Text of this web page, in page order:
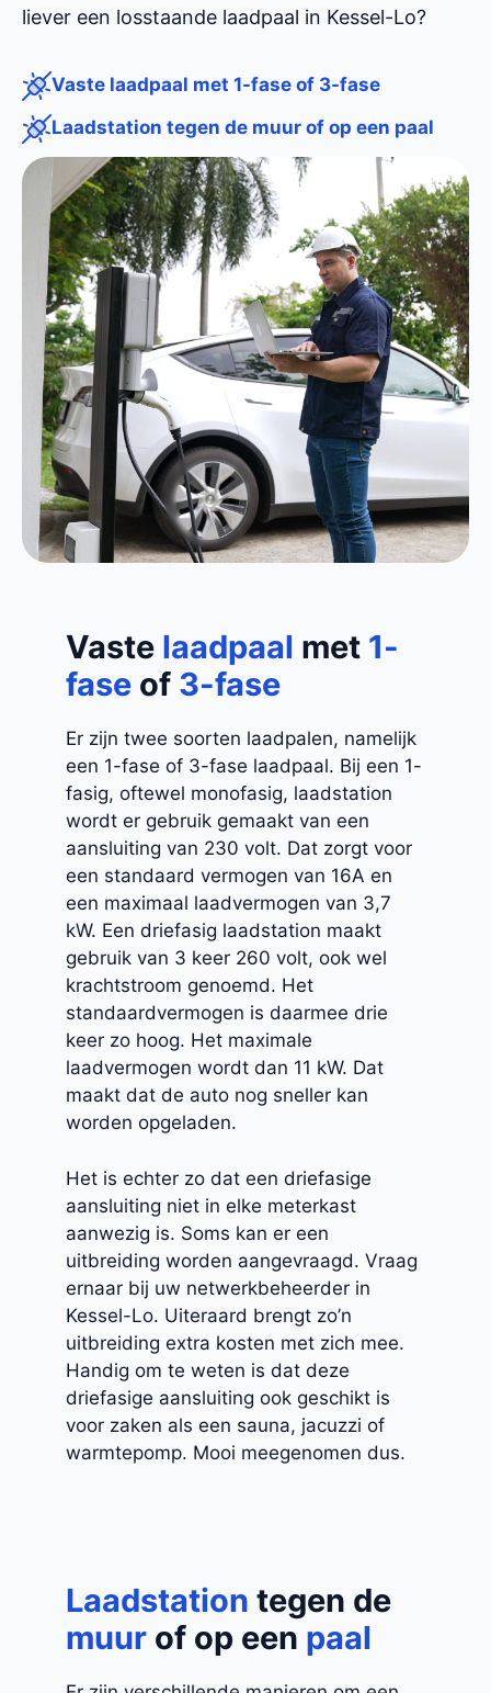
liever een losstaande laadpaal in Kessel-Lo?
Vaste laadpaal met 1-fase of 3-fase
Laadstation tegen de muur of op een paal
Vaste laadpaal met 1-
fase of 3-fase
Er zijn twee soorten laadpalen, namelijk
een 1-fase of 3-fase laadpaal. Bij een 1-
fasig, oftewel monofasig, laadstation
wordt er gebruik gemaakt van een
aansluiting van 230 volt. Dat zorgt voor
een standaard vermogen van 16A en
een maximaal laadvermogen van 3,7
kW. Een driefasig laadstation maakt
gebruik van 3 keer 260 volt, ook wel
krachtstroom genoemd. Het
standaardvermogen is daarmee drie
keer zo hoog. Het maximale
laadvermogen wordt dan 11 kW. Dat
maakt dat de auto nog sneller kan
worden opgeladen.
Het is echter zo dat een driefasige
aansluiting niet in elke meterkast
aanwezig is. Soms kan er een
uitbreiding worden aangevraagd. Vraag
ernaar bij uw netwerkbeheerder in
Kessel-Lo. Uiteraard brengt zo’n
uitbreiding extra kosten met zich mee.
Handig om te weten is dat deze
driefasige aansluiting ook geschikt is
voor zaken als een sauna, jacuzzi of
warmtepomp. Mooi meegenomen dus.
Laadstation tegen de
muur of op een paal